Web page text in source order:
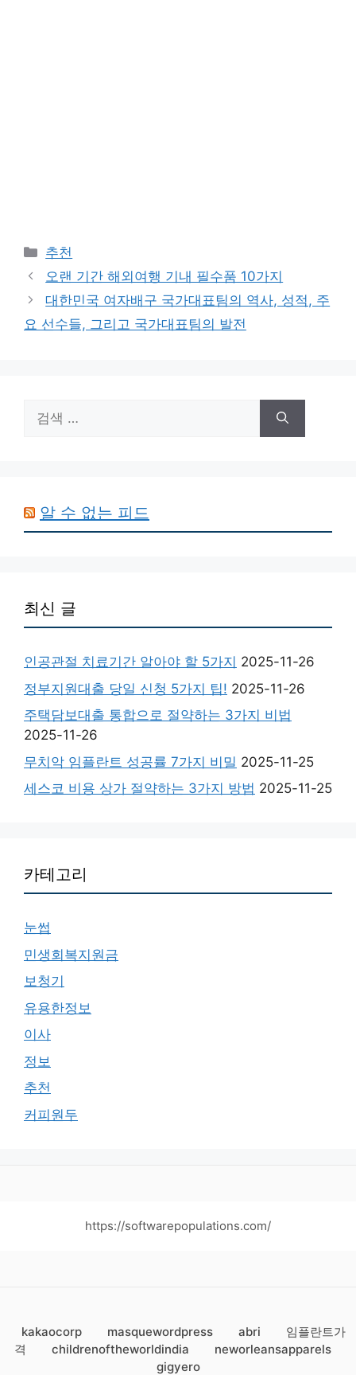
카
테
리
추천
오랜 기간 해외여행 기내 필수품 10가지
대한민국 여자배구 국가대표팀의 역사, 성적, 주
요 선수들, 그리고 국가대표팀의 발전
색:
알 수 없는 피드
최신 글
인공관절 치료기간 알아야 할 5가지 2025-11-26
정부지원대출 당일 신청 5가지 팁! 2025-11-26
주택담보대출 통합으로 절약하는 3가지 비법
2025-11-26
무치악 임플란트 성공률 7가지 비밀 2025-11-25
세스코 비용 상가 절약하는 3가지 방법 2025-11-25
카테고리
눈썹
민생회복지원금
보청기
유용한정보
이사
정보
추천
커피원두
https://softwarepopulations.com/
kakaocorp masquewordpress abri
임플란트가
격
childrenoftheworldindia
neworleansapparels
gigyero